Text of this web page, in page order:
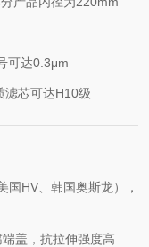
可达0.3μm
滤芯可达H10级
国HV、韩国奥斯龙），
盖，抗拉伸强度高